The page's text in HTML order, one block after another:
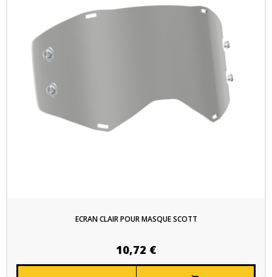
ECRAN CLAIR POUR MASQUE SCOTT
10,72 €